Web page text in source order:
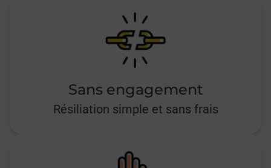
Sans engagement
Résiliation simple et sans frais